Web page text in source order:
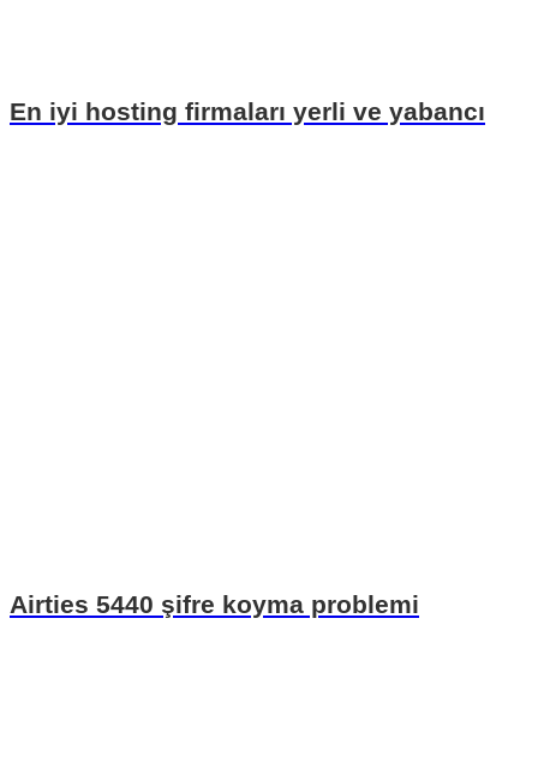
En iyi hosting firmaları yerli ve yabancı
Airties 5440 şifre koyma problemi